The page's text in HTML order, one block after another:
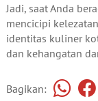
Jadi, saat Anda
mencicipi
identitas kuliner
dan kehangatan
Bagikan: